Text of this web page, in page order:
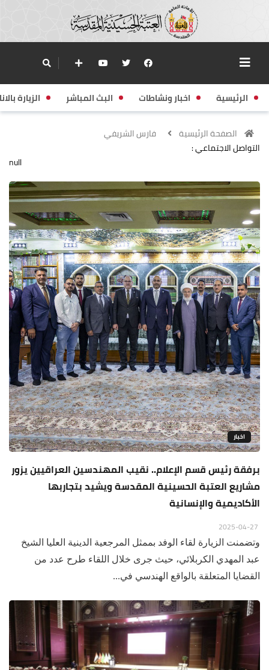
الرئيسية اخبار ونشاطات البث المباشر الزيارة
الصفحة الرئيسية
فارس الشريفي
التواصل الاجتماعي :
null
اخبار
برفقة رئيس قسم الإعلام.. نقيب المهندسين العراقيين يزور
مشاريع العتبة الحسينية المقدسة ويشيد بتجاربها
الأكاديمية والإنسانية
وتضمنت الزيارة لقاء الوفد بممثل المرجعية الدينية العليا الشيخ
عبد المهدي الكربلائي، حيث جرى خلال اللقاء طرح عدد من
القضايا المتعلقة بالواقع الهندسي في...